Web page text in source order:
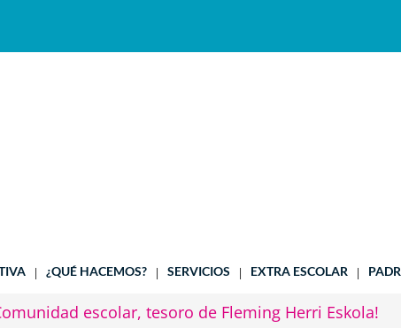
¿QUÉ HACEMOS? SERVICIOS EXTRA ESCOLAR
escolar, tesoro de Fleming Herri Eskola!